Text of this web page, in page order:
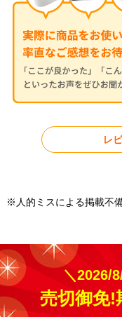
これまでは雪の日
イパーが凍結して
うこともあり不便
じていましたが、
ポートを設置した
せるようになりま
た。雨や霜からも
詳細はこちら
2025年11月設
度： ★★★★★
最近の異常気象で
降ることもあり、
傷防止のために設
レ
※人的ミスによる掲載不
＼2026/
売切御免!